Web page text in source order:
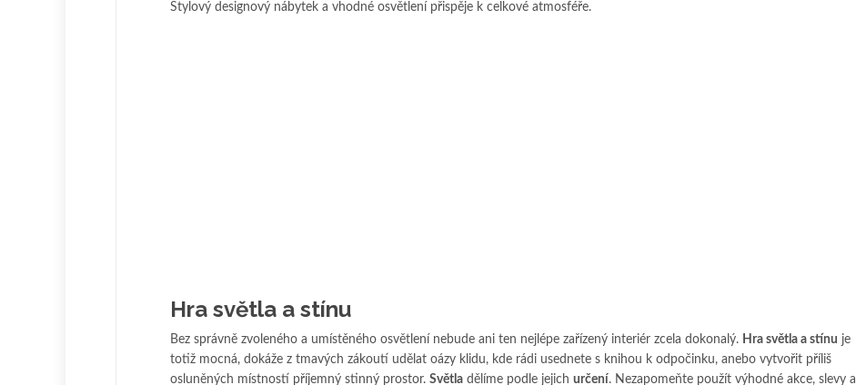
Stylový designový nábytek a vhodné osvětlení přispěje k celkové atmosféře.
Hra světla a stínu
Bez správně zvoleného a umístěného osvětlení nebude ani ten nejlépe zařízený interiér zcela dokonalý. Hra světla a stínu je
totiž mocná, dokáže z tmavých zákoutí udělat oázy klidu, kde rádi usednete s knihou k odpočinku, anebo vytvořit příliš
osluněných místností příjemný stinný prostor. Světla dělíme podle jejich určení. Nezapomeňte použít výhodné akce, slevy a